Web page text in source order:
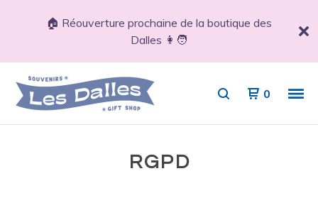
🏠 Réouverture prochaine de la boutique des
Dalles 👩🧑
0
RGPD